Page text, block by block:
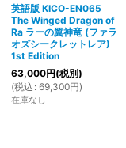
英語版 KICO-EN065
The Winged Dragon of
Ra ラーの翼神竜 (ファラ
オズシークレットレア)
1st Edition
63,000円(税別)
(税込 : 69,300円)
在庫なし